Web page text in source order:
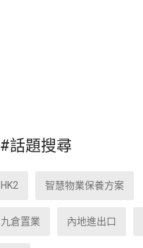
#話題搜尋
HK2 智慧物業保養方案
九倉置業 內地進出口